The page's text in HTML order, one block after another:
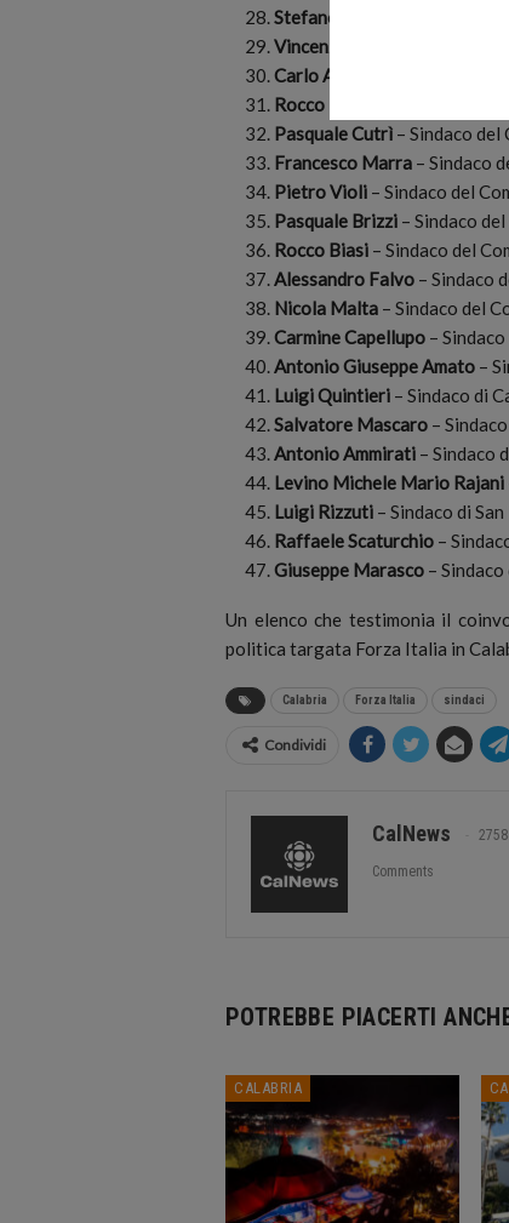
Stefano Filippo Raschella’
–
Vincenzo Oliverio
Carlo Alberto Murdolo
Rocco Luglio
Pasquale Cutrì – Sindaco del
Francesco Marra – Sindaco
Pietro Violi – Sindaco del
Pasquale Brizzi – Sindaco
Rocco Biasi – Sindaco del
Alessandro Falvo – Sindaco
Nicola Malta – Sindaco del
Carmine Capellupo –
Antonio Giuseppe Amato –
Luigi Quintieri – Sindaco di
Salvatore Mascaro –
Antonio Ammirati – Sindaco
Levino Michele Mario Rajani
Luigi Rizzuti – Sindaco di
Raffaele Scaturchio –
Giuseppe Marasco –
Un elenco che testimonia il
politica targata Forza Italia in
Calabria Forza Italia sindaci
Condividi
CalNews
Comments
POTREBBE PIACERTI
CALABRIA